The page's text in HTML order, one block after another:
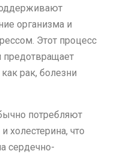
организма и
Этот процесс
предотвращает
рак, болезни
потребляют
что
сердечно-